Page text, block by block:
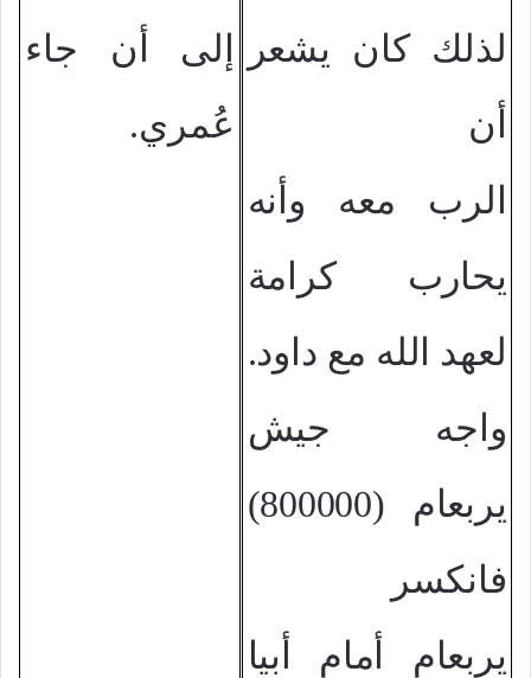
لذلك كان يشعر
أن
الرب معه وأنه
يحارب كرامة
لعهد الله مع داود.
واجه جيش
يربعام (800000)
فانكسر
يربعام أمام أبيا
إلى أن جاء
عُمري.